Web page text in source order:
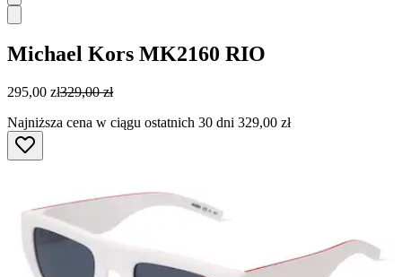
Michael Kors MK2160 RIO
295,00 zł329,00 zł
Najniższa cena w ciągu ostatnich 30 dni 329,00 zł